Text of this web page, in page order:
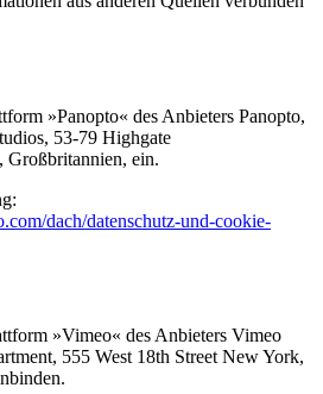
»Panopto« des Anbieters Panopto,
53-79 Highgate
ein.
dach/datenschutz-und-cookie-
»Vimeo« des Anbieters Vimeo
555 West 18th Street New York,